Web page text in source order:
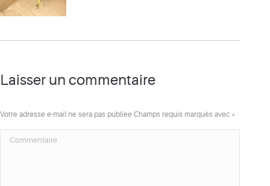
Laisser un commentaire
Votre adresse e-mail ne sera pas publiée Champs requis marqués avec *
Commentaire